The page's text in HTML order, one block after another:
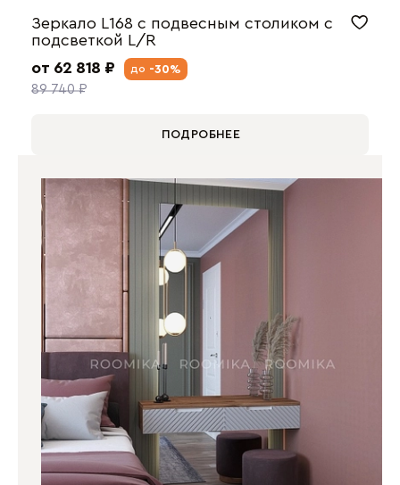
Зеркало L168 с подвесным столиком с
подсветкой L/R
от 62 818 ₽
89 740 ₽
до -30%
ПОДРОБНЕЕ